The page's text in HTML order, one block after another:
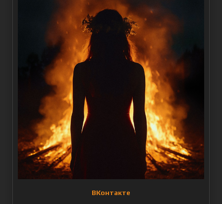
ВКонтакте